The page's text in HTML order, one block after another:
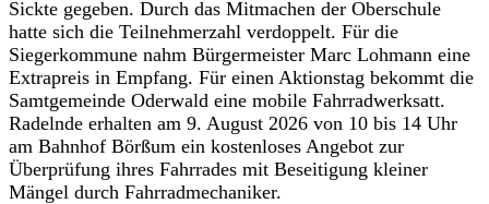
Sickte gegeben. Durch das Mitmachen der Oberschule
hatte sich die Teilnehmerzahl verdoppelt. Für die
Siegerkommune nahm Bürgermeister Marc Lohmann eine
Extrapreis in Empfang. Für einen Aktionstag bekommt die
Samtgemeinde Oderwald eine mobile Fahrradwerksatt.
Radelnde erhalten am 9. August 2026 von 10 bis 14 Uhr
am Bahnhof Börßum ein kostenloses Angebot zur
Überprüfung ihres Fahrrades mit Beseitigung kleiner
Mängel durch Fahrradmechaniker.